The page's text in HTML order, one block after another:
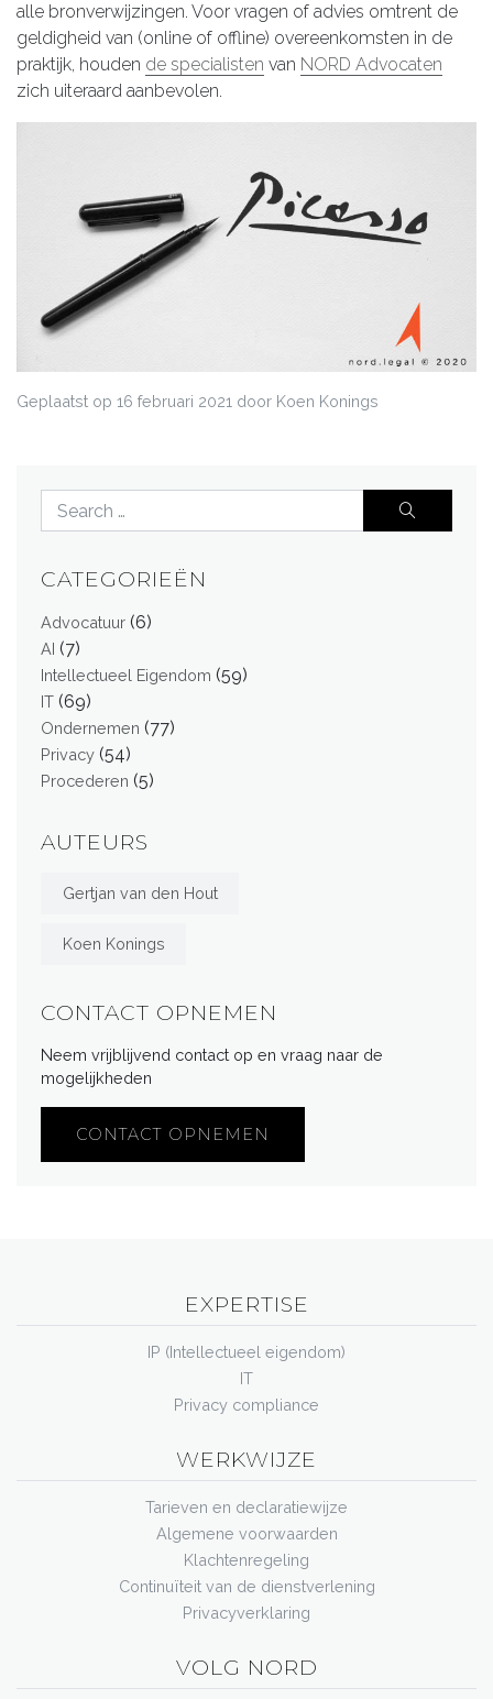
alle bronverwijzingen. Voor vragen of advies omtrent de
geldigheid van (online of offline) overeenkomsten in de
praktijk, houden de specialisten van NORD Advocaten
zich uiteraard aanbevolen.
Geplaatst op 16 februari 2021 door Koen Konings
CATEGORIEËN
Advocatuur (6)
AI (7)
Intellectueel Eigendom (59)
IT (69)
Ondernemen (77)
Privacy (54)
Procederen (5)
AUTEURS
Gertjan van den Hout
Koen Konings
CONTACT OPNEMEN
Neem vrijblijvend contact op en vraag naar de
mogelijkheden
CONTACT OPNEMEN
EXPERTISE
IP (Intellectueel eigendom)
IT
Privacy compliance
WERKWIJZE
Tarieven en declaratiewijze
Algemene voorwaarden
Klachtenregeling
Continuïteit van de dienstverlening
Privacyverklaring
VOLG NORD